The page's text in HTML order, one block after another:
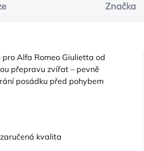
Značka
Alfa Romeo Giulietta od
přepravu zvířat – pevně
posádku před pohybem
kvalita